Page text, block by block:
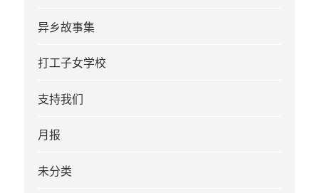
异乡故事集
打工子女学校
支持我们
月报
未分类